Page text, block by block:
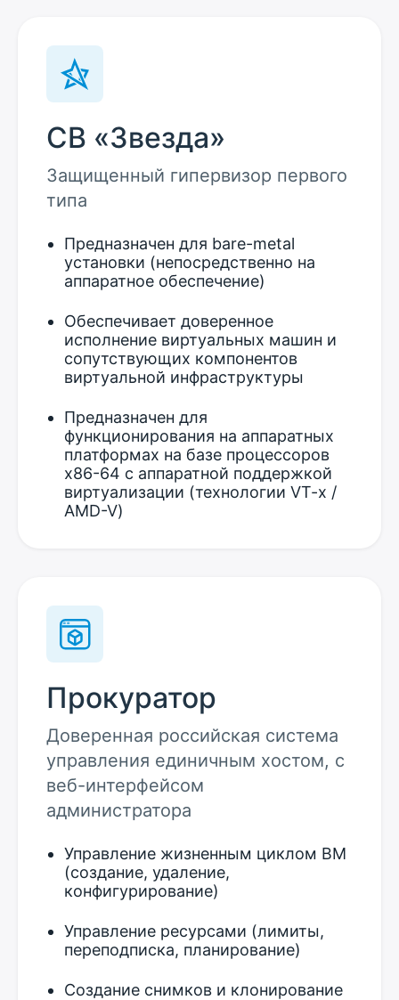
СВ «Звезда»
Защищенный гипервизор первого
типа
Предназначен для bare-metal
установки (непосредственно на
аппаратное обеспечение)
Обеспечивает доверенное
исполнение виртуальных машин и
сопутствующих компонентов
виртуальной инфраструктуры
Предназначен для
функционирования на аппаратных
платформах на базе процессоров
x86-64 с аппаратной поддержкой
виртуализации (технологии VT-x /
AMD-V)
Прокуратор
Доверенная российская система
управления единичным хостом, с
веб-интерфейсом
администратора
Управление жизненным циклом ВМ
(создание, удаление,
конфигурирование)
Управление ресурсами (лимиты,
переподписка, планирование)
Создание снимков и клонирование